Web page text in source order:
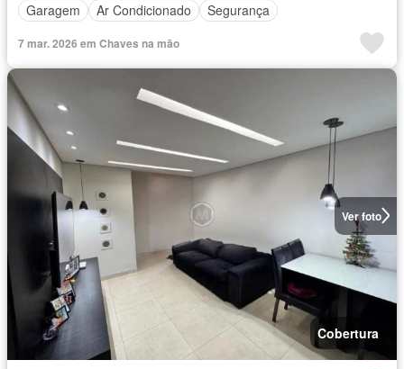
Garagem
Ar Condicionado Segurança
7 mar. 2026 em Chaves na mão
Ver foto
Cobertura